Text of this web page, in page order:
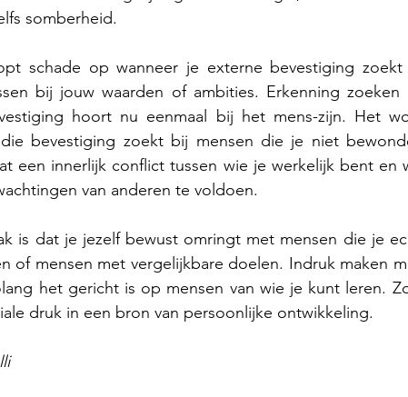
somberheid.
schade op wanneer je externe bevestiging
bij jouw waarden of ambities. Erkenning
hoort nu eenmaal bij het mens-zijn. Het
bevestiging zoekt bij mensen die je niet
een innerlijk conflict tussen wie je werkelijk bent en
van anderen te voldoen.
is dat je jezelf bewust omringt met mensen die je
of mensen met vergelijkbare doelen. Indruk maken
het gericht is op mensen van wie je kunt leren.
druk in een bron van persoonlijke ontwikkeling.